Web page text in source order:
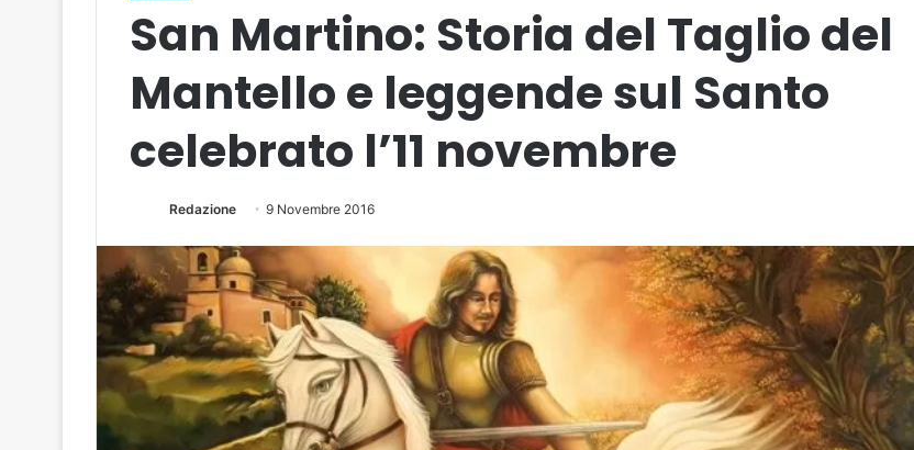
San Martino: Storia del Taglio del
Mantello e leggende sul Santo
celebrato l’11 novembre
Redazione 9 Novembre 2016